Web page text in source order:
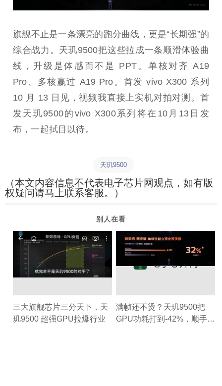
旗舰不止是一条漂亮的跑分曲线，更是“长期强”的
综合战力。天玑9500把这些拉成一条顺滑体验曲
线，升级是体感而不是 PPT。单核对齐 A19
Pro、多核赢过 A19 Pro。首发 vivo X300 系列
10 月 13 日见，视频我直接上实机对拍对测。首
发天玑9500的vivo X300系列将在10月13日发
布，一起拭目以待。
天玑9500
（本文内容信息不代表电子芯片网观点，如有版
权疑问请马上联系客服。）
别人在看
三大旗舰芯片三分天下，天
玑9500 超强GPU拉爆行业
满帧还不烫？天玑9500把
GPU功耗打到-42%，顺手塞